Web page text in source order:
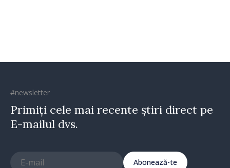
#newsletter
Primiți cele mai recente știri direct pe
E-mailul dvs.
Abonează-te